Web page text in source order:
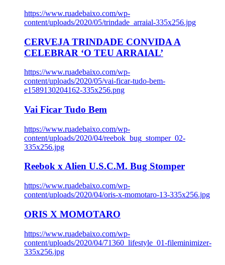
https://www.ruadebaixo.com/wp-
content/uploads/2020/05/trindade_arraial-335x256.jpg
CERVEJA TRINDADE CONVIDA A
CELEBRAR ‘O TEU ARRAIAL’
https://www.ruadebaixo.com/wp-
content/uploads/2020/05/vai-ficar-tudo-bem-
e1589130204162-335x256.png
Vai Ficar Tudo Bem
https://www.ruadebaixo.com/wp-
content/uploads/2020/04/reebok_bug_stomper_02-
335x256.jpg
Reebok x Alien U.S.C.M. Bug Stomper
https://www.ruadebaixo.com/wp-
content/uploads/2020/04/oris-x-momotaro-13-335x256.jpg
ORIS X MOMOTARO
https://www.ruadebaixo.com/wp-
content/uploads/2020/04/71360_lifestyle_01-fileminimizer-
335x256.jpg